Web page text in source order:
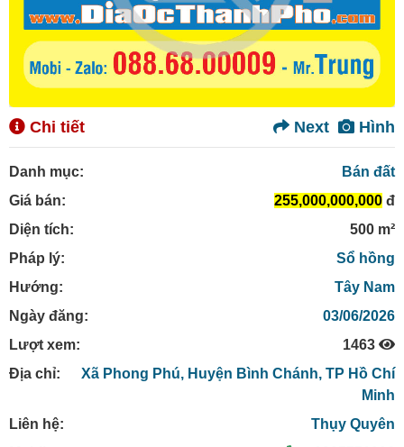
Chi tiết Hình
Next
Danh mục:
Bán đất
Giá bán:
255,000,000,000 đ
Diện tích:
500 m²
Pháp lý:
Sổ hồng
Hướng:
Tây Nam
Ngày đăng:
03/06/2026
Lượt xem:
1463
Địa chỉ:
Xã Phong Phú, Huyện Bình Chánh, TP Hồ Chí
Minh
Liên hệ:
Thụy Quyên